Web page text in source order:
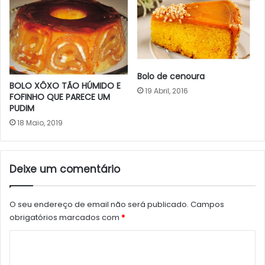
BOLO XÔXO TÃO HÚMIDO E
FOFINHO QUE PARECE UM
PUDIM
18 Maio, 2019
Bolo de cenoura
19 Abril, 2016
Deixe um comentário
O seu endereço de email não será publicado. Campos
obrigatórios marcados com *